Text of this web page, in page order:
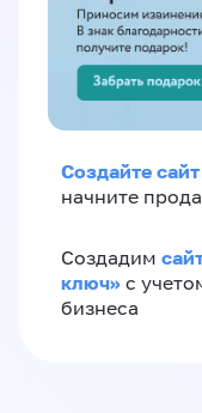
Создайте
начните
Создадим
ключ» с
бизнеса